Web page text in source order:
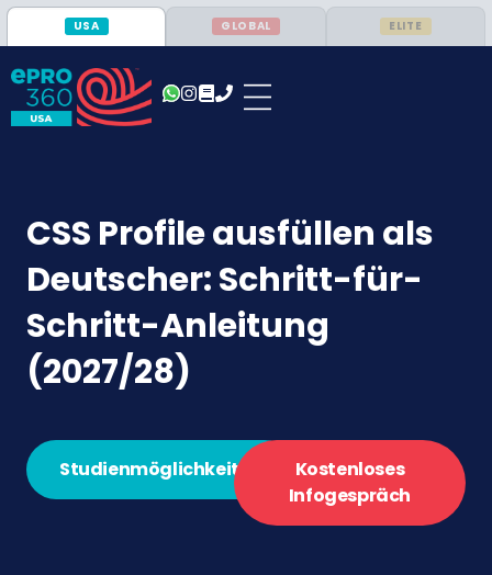
USA GLOBAL ELITE
CSS Profile ausfüllen als
Deutscher: Schritt-für-
Schritt-Anleitung
(2027/28)
Studienmöglichkeiten
Kostenloses
Infogespräch